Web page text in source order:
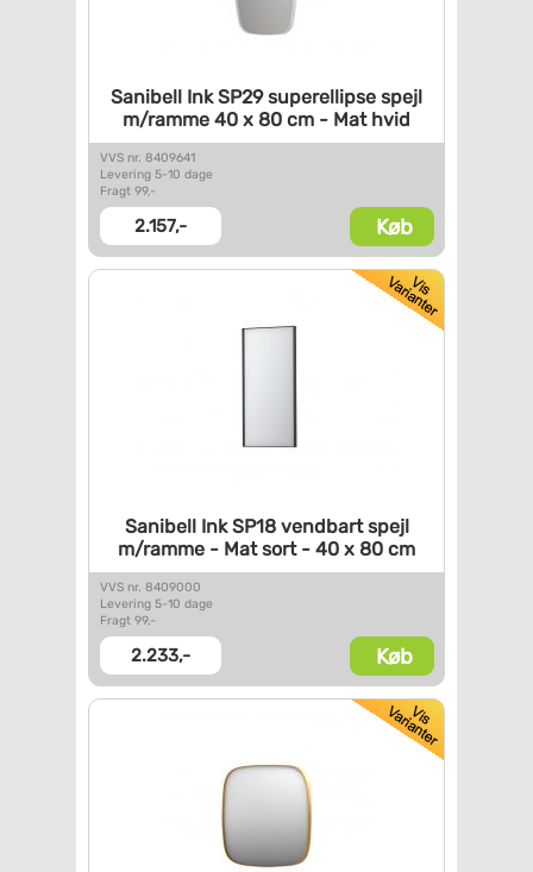
Sanibell Ink SP29 superellipse spejl
m/ramme 40 x 80 cm - Mathvid
VVS nr. 8409641
Levering 5-10 dage
Fragt 99,-
2.157,- Køb
Sanibell Ink SP18 vendbartspejl
m/ramme - Mat sort - 40 x 80 cm
VVS nr. 8409000
Levering 5-10 dage
Fragt 99,-
2.233,- Køb